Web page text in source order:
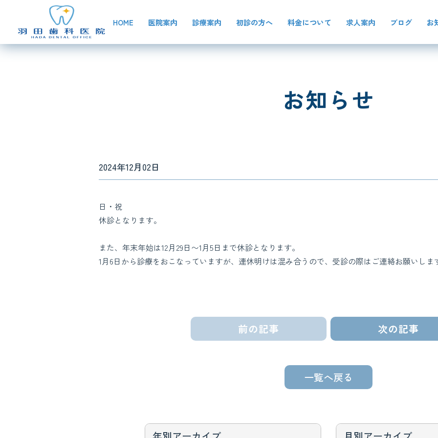
HOME 医院案内 診療案内 初診の方へ 料金について 求人案内 ブログ お
お知らせ
2024年12月02日
日・祝
休診となります。
また、年末年始は12月29日〜1月5日まで休診となります。
1月6日から診療をおこなっていますが、連休明けは混み合うので、受診の際はご連絡お願いしま
前の記事 次の記事
一覧へ戻る